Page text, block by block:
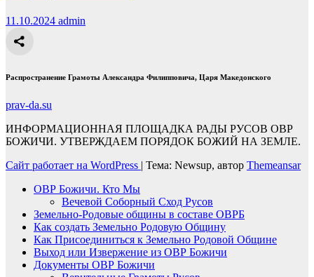
11.10.2024 admin
Распространение Грамоты Александра Филипповича, Царя Македонского
prav-da.su
ИНФОРМАЦИОННАЯ ПЛОЩАДКА РАДЫ РУСОВ ОВР
БОЖИЧИ. УТВЕРЖДАЕМ ПОРЯДОК БОЖИЙ НА ЗЕМЛЕ.
Сайт работает на WordPress | Тема: Newsup, автор Themeansar
ОВР Божичи. Кто Мы
Вечевой Соборный Сход Русов
Земельно-Родовые общины в составе ОВРБ
Как создать Земельно Родовую Общину
Как Присоединиться к Земельно Родовой Общине
Выход или Извержение из ОВР Божичи
Документы ОВР Божичи